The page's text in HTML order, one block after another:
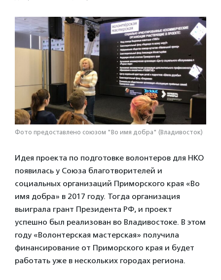
Фото предоставлено союзом "Во имя добра" (Владивосток)
Идея проекта по подготовке волонтеров для НКО
появилась у Союза благотворителей и
социальных организаций Приморского края «Во
имя добра» в 2017 году. Тогда организация
выиграла грант Президента РФ, и проект
успешно был реализован во Владивостоке. В этом
году «Волонтерская мастерская» получила
финансирование от Приморского края и будет
работать уже в нескольких городах региона.